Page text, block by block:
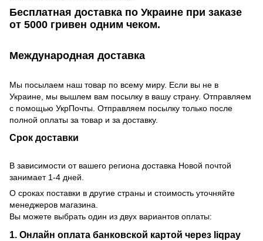
Бесплатная доставка по Украине при заказе
от 5000 гривен одним чеком.
Международная доставка
Мы посылаем наш товар по всему миру. Если вы не в
Украине, мы вышлем вам посылку в вашу страну. Отправляем
с помощью УкрПочты. Отправляем посылку только после
полной оплаты за товар и за доставку.
Срок доставки
В зависимости от вашего региона доставка Новой почтой
занимает 1-4 дней.
О сроках поставки в другие страны и стоимость уточняйте
менеджеров магазина.
Вы можете выбрать один из двух вариантов оплаты:
1. Онлайн оплата банковской картой через liqpay